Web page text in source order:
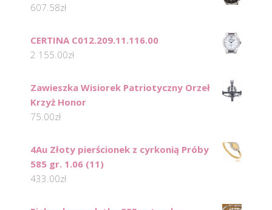
607.58zł
CERTINA C012.209.11.116.00
2 155.00zł
Zawieszka Wisiorek Patriotyczny Orzeł
Krzyż Honor
75.00zł
4Au Złoty pierścionek z cyrkonią Próby
585 gr. 1.06 (11)
433.00zł